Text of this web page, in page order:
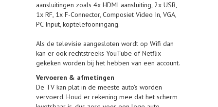
aansluitingen zoals 4x HDMI aansluiting, 2x USB,
1x RF, 1x F-Connector, Composiet Video In, VGA,
PC Input, koptelefooningang.
Als de televisie aangesloten wordt op Wifi dan
kan er ook rechtstreeks YouTube of Netflix
gekeken worden bij het hebben van een account.
Vervoeren & afmetingen
De TV kan plat in de meeste auto's worden
vervoerd. Houd er rekening mee dat het scherm